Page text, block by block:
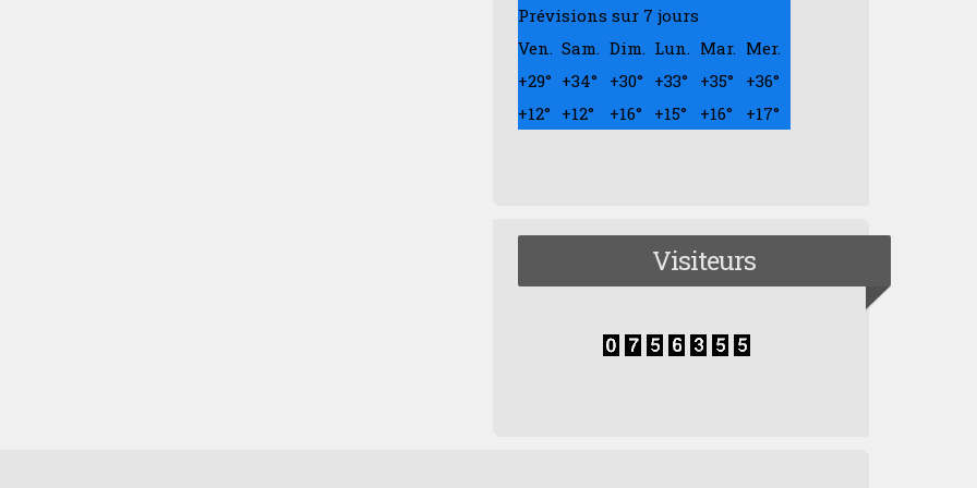
Prévisions sur 7 jours
Ven. Sam. Dim. Lun. Mar. Mer.
+29° +34° +30° +33° +35° +36°
+12° +12° +16° +15° +16° +17°
Visiteurs